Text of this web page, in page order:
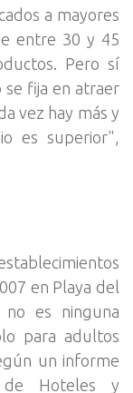
a mayores
entre 30 y 45
Pero sí
fija en atraer
vez hay más y
es superior",
en Playa del
no es ninguna
para adultos
un informe
de Hoteles y